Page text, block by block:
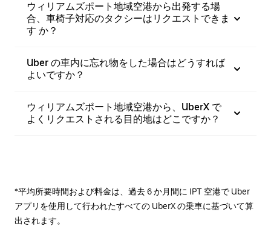
ウィリアムズポート地域空港から出発する場
合、車椅子対応のタクシーはリクエストできま
す か？
Uber の車内に忘れ物をした場合はどうすれば
よいですか？
ウィリアムズポート地域空港から、UberX で
よくリクエストされる目的地はどこですか？
*平均所要時間および料金は、過去 6 か月間に IPT 空港で Uber
アプリを使用して行われたすべての UberX の乗車に基づいて算
出されます。